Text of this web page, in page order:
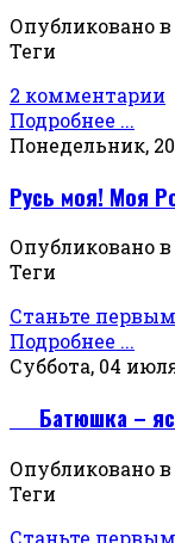
Опубликовано в
Теги
2 комментарии
Подробнее ...
Понедельник,
Русь моя! Моя
Опубликовано в
Теги
Станьте
Подробнее ...
Суббота, 04
Батюшка –
Опубликовано в
Теги
Станьте